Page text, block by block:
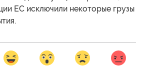
ЕС исключили некоторые грузы